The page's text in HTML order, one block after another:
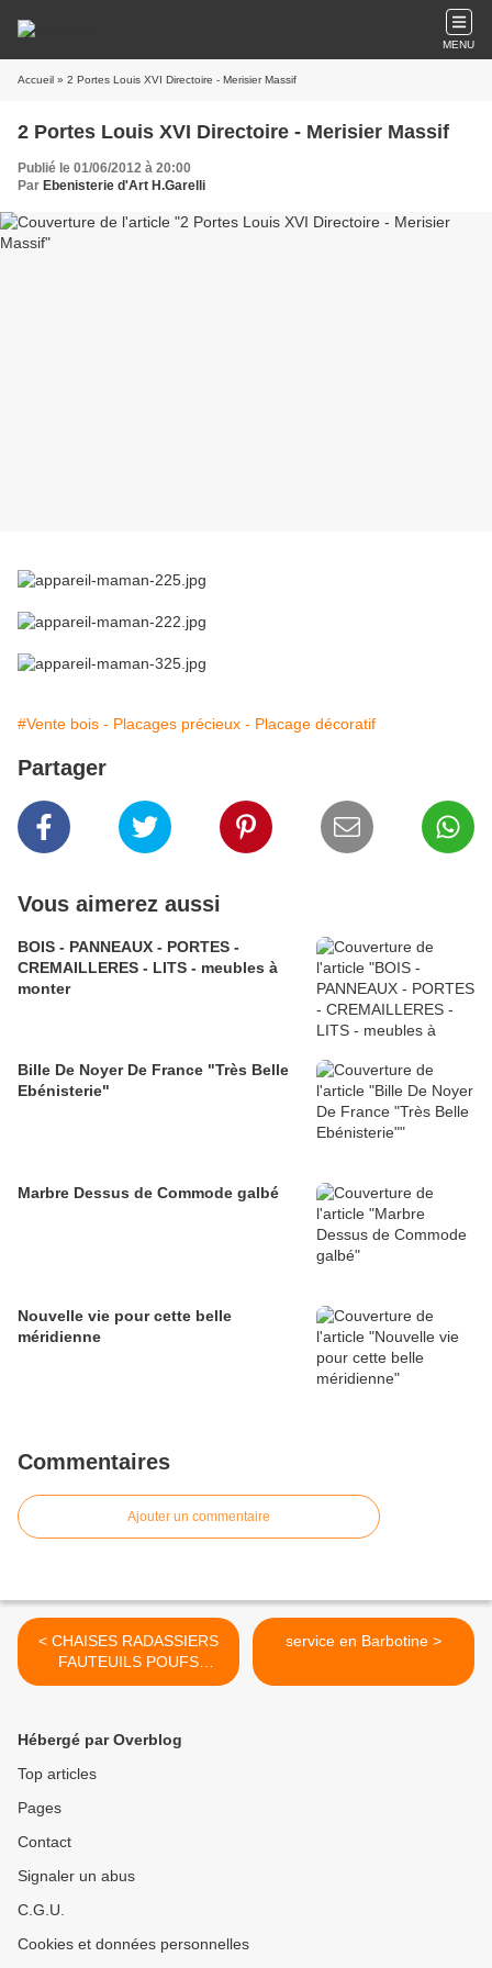
MENU
Accueil » 2 Portes Louis XVI Directoire - Merisier Massif
2 Portes Louis XVI Directoire - Merisier Massif
Publié le 01/06/2012 à 20:00
Par Ebenisterie d'Art H.Garelli
#Vente bois - Placages précieux - Placage décoratif
Partager
Vous aimerez aussi
BOIS - PANNEAUX - PORTES -
CREMAILLERES - LITS - meubles à
monter
Bille De Noyer De France "Très Belle
Ebénisterie"
Marbre Dessus de Commode galbé
Nouvelle vie pour cette belle
méridienne
Commentaires
Ajouter un commentaire
< CHAISES RADASSIERS
FAUTEUILS POUFS
PROVENCAUX
service en Barbotine >
Hébergé par Overblog
Top articles
Pages
Contact
Signaler un abus
C.G.U.
Cookies et données personnelles